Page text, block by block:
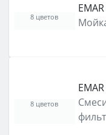
8 цветов
8 цветов